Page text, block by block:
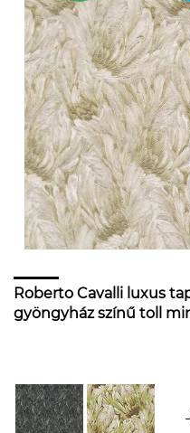
Roberto Cavalli luxus
gyöngyház színű toll